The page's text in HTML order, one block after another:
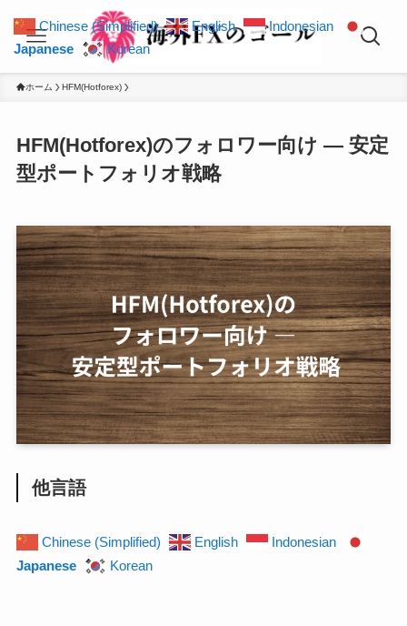
ホーム HFM(Hotforex)
HFM(Hotforex)のフォロワー向け — 安定
型ポートフォリオ戦略
他言語
Chinese (Simplified) English
Indonesian
Japanese
Korean
Chinese (Simplified) English
Indonesian
Japanese
Korean